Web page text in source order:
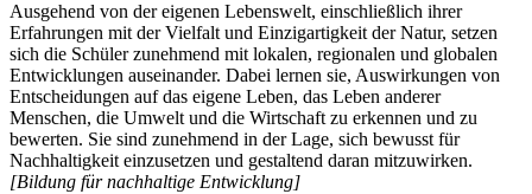
Ausgehend von der eigenen Lebenswelt, einschließlich ihrer
Erfahrungen mit der Vielfalt und Einzigartigkeit der Natur, setzen
sich die Schüler zunehmend mit lokalen, regionalen und globalen
Entwicklungen auseinander. Dabei lernen sie, Auswirkungen von
Entscheidungen auf das eigene Leben, das Leben anderer
Menschen, die Umwelt und die Wirtschaft zu erkennen und zu
bewerten. Sie sind zunehmend in der Lage, sich bewusst für
Nachhaltigkeit einzusetzen und gestaltend daran mitzuwirken.
[Bildung für nachhaltige Entwicklung]